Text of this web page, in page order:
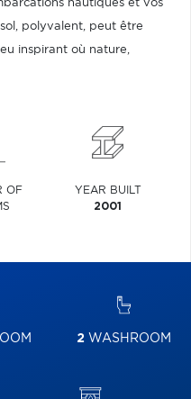
nautiques et vos
polyvalent, peut être
inspirant où nature,
OF
YEAR BUILT
2001
2WASHROOM